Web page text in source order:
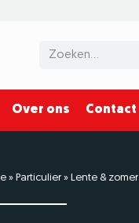
Over ons Contact
» Particulier » Lente & zomer